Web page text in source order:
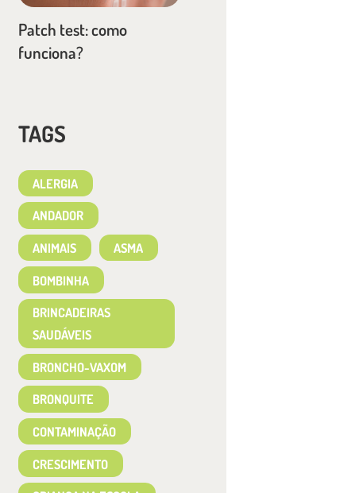
Patch test: como
funciona?
TAGS
ALERGIA
ANDADOR
ANIMAIS ASMA
BOMBINHA
BRINCADEIRAS
SAUDÁVEIS
BRONCHO-VAXOM
BRONQUITE
CONTAMINAÇÃO
CRESCIMENTO